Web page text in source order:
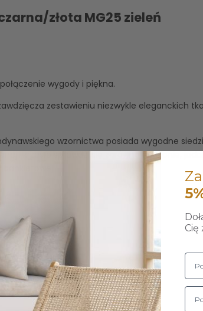
złota MG25 zieleń
wygody i piękna.
zestawieniu niezwykle eleganckich
wzornictwa posiada wygodne
krzesło sprawdzi się zarówno w salonie,
[cm]
Cię